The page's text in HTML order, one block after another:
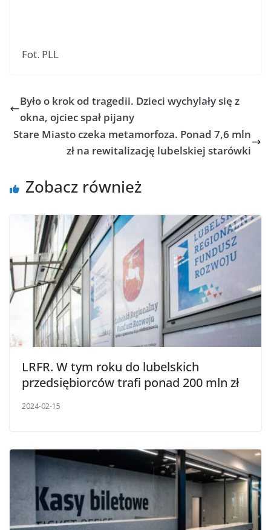
Fot. PLL
Było o krok od tragedii. Dzieci wychylały się z
okna, ojciec spał pijany
Stare Miasto czeka metamorfoza. Ponad 7,6 mln
zł na rewitalizację lubelskiej starówki
Zobacz również
LRFR. W tym roku do lubelskich
przedsiębiorców trafi ponad 200 mln zł
2024-02-15